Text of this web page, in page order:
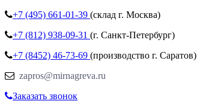
+7 (495) 661-01-39 (склад г. Москва)
+7 (812) 938-09-31 (г. Санкт-Петербург)
+7 (8452) 46-73-69 (производство г. Саратов)
zapros@mirnagreva.ru
Заказать звонок